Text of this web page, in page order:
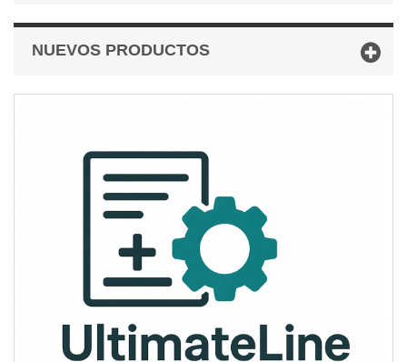
NUEVOS PRODUCTOS